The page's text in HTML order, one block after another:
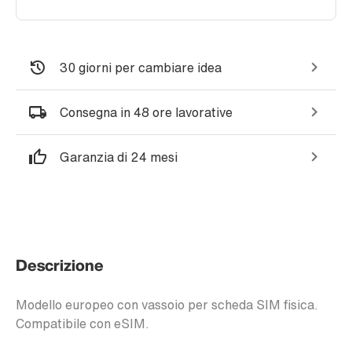
30 giorni per cambiare idea
Consegna in 48 ore lavorative
Garanzia di 24 mesi
Descrizione
Modello europeo con vassoio per scheda SIM fisica.
Compatibile con eSIM.